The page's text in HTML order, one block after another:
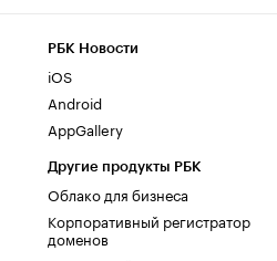
РБК Новости
iOS
Android
AppGallery
Другие продукты РБК
Облако для бизнеса
Корпоративный регистратор
доменов